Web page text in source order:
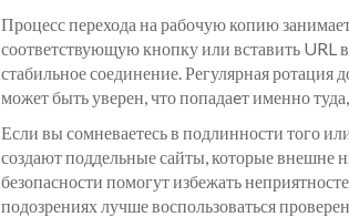
Процесс перехода на рабочую копию
соответствующую кнопку или вставить URL
стабильное соединение. Регулярная
может быть уверен, что попадаeт именно
Если вы сомневаетесь в подлинности того
создают поддельные сайты, которые внешне
безопасности помогут избежать
подозрениях лучше воспользоваться